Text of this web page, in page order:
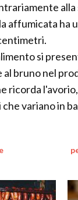
alla
affumicata ha
si
bruno nel
ricorda
variano in